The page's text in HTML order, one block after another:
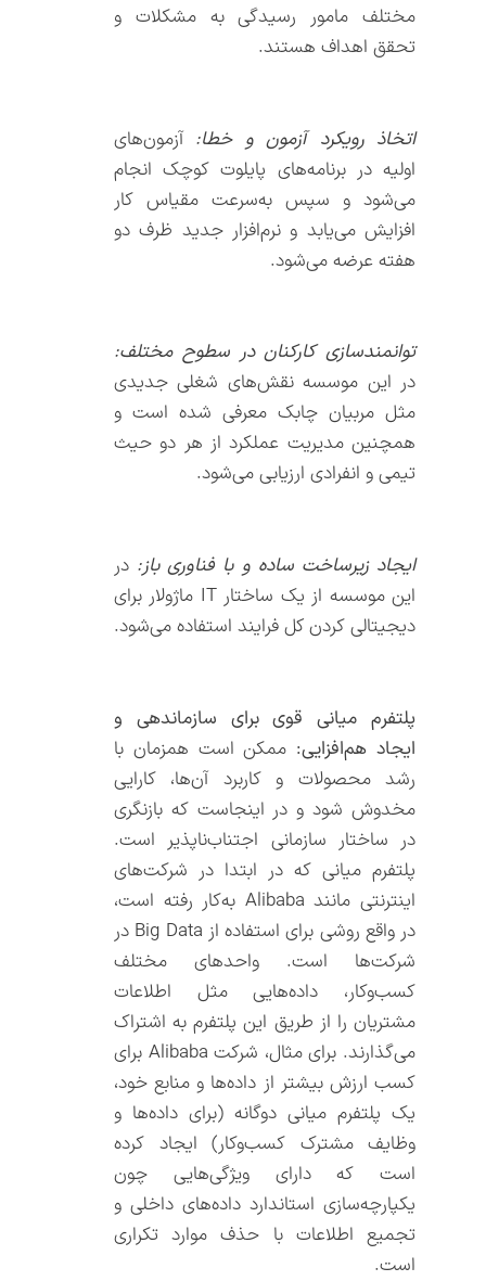
مختلف مامور رسیدگی به مشکلات و
تحقق اهداف هستند.
اتخاذ رویکرد آزمون و خطا: آزمون‌های
اولیه در برنامه‌های پایلوت کوچک انجام
می‌شود و سپس به‌سرعت مقیاس کار
افزایش می‌یابد و نرم‌افزار جدید ظرف دو
هفته عرضه می‌شود.
توانمندسازی کارکنان در سطوح مختلف:
در این موسسه نقش‌های شغلی جدیدی
مثل مربیان چابک معرفی شده است و
همچنین مدیریت عملکرد از هر دو حیث
تیمی و انفرادی ارزیابی می‌شود.
ایجاد زیرساخت ساده و با فناوری باز: در
این موسسه از یک ساختار IT ماژولار برای
دیجیتالی کردن کل فرایند استفاده می‌شود.
پلتفرم میانی قوی برای سازماندهی و
ایجاد هم‌افزایی: ممکن است همزمان با
رشد محصولات و کاربرد آن‌ها، کارایی
مخدوش شود و در اینجاست که بازنگری
در ساختار سازمانی اجتناب‌ناپذیر است.
پلتفرم میانی که در ابتدا در شرکت‌های
اینترنتی مانند Alibaba به‌کار رفته است،
در واقع روشی برای استفاده از Big Data در
شرکت‌ها است. واحدهای مختلف
کسب‌و‌کار، داده‌هایی مثل اطلاعات
مشتریان را از طریق این پلتفرم به اشتراک
می‌گذارند. برای مثال، شرکت Alibaba برای
کسب ارزش بیشتر از داده‌ها و منابع خود،
یک پلتفرم میانی دوگانه (برای داده‌ها و
وظایف مشترک کسب‌و‌کار) ایجاد کرده
است که دارای ویژگی‌هایی چون
یکپارچه‌سازی استاندارد داده‌های داخلی و
تجمیع اطلاعات با حذف موارد تکراری
است.